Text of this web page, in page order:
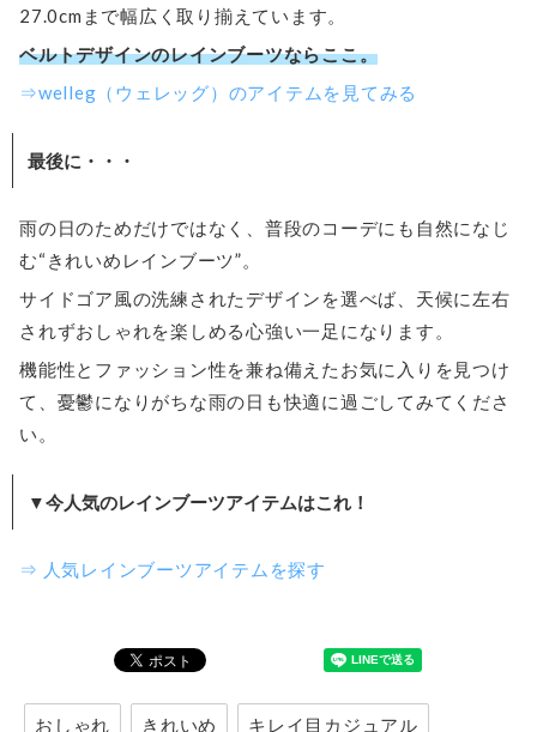
27.0cmまで幅広く取り揃えています。
ベルトデザインのレインブーツならここ。
⇒welleg（ウェレッグ）のアイテムを見てみる
最後に・・・
雨の日のためだけではなく、普段のコーデにも自然になじ
む“きれいめレインブーツ”。
サイドゴア風の洗練されたデザインを選べば、天候に左右
されずおしゃれを楽しめる心強い一足になります。
機能性とファッション性を兼ね備えたお気に入りを見つけ
て、憂鬱になりがちな雨の日も快適に過ごしてみてくださ
い。
▼今人気のレインブーツアイテムはこれ！
⇒ 人気レインブーツアイテムを探す
おしゃれ きれいめ キレイ目カジュアル